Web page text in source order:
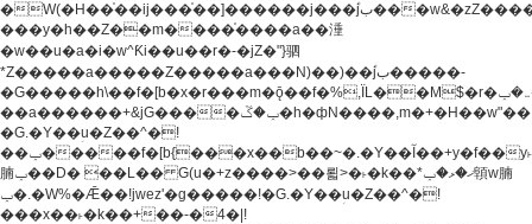
�W(�H��֫��ij���֫��]������j���۫jب���w&�zZ�����i�<�]4���y�Z�Ǯ�[Z����-
���y�h��Z��m����֫����a��涶
�w��u�a�i�w^Ƙi��u��r�-�jZ�"}驷
*Z�����a�����Z�����a���N)��)��۫jب�����-
�G�����h\��f�[b�x�r���m�ǭ��f�%,ÏL��M$�r�܅�ݕ�&���rب��m���-
��a������+&jG����ݕ�ڱ�h�фN����,m�+�H��w"��!
�G.�Y��ؚu�Z��^�!
��ݕ�����f�[b{���x��b��~�.�Y��آ��+y�f��y˫���w�w
腩ݕ��D� ��L�� G(u�+z����>��뢻>�˫�k��*ޚ�ޅ�ݕ顊w腩
ݕ�.�W%�Ǣ��!jwez'�g�����!�G.�Y��ؚu�Z��^�!
���x��˫�k��+��-�4�|!